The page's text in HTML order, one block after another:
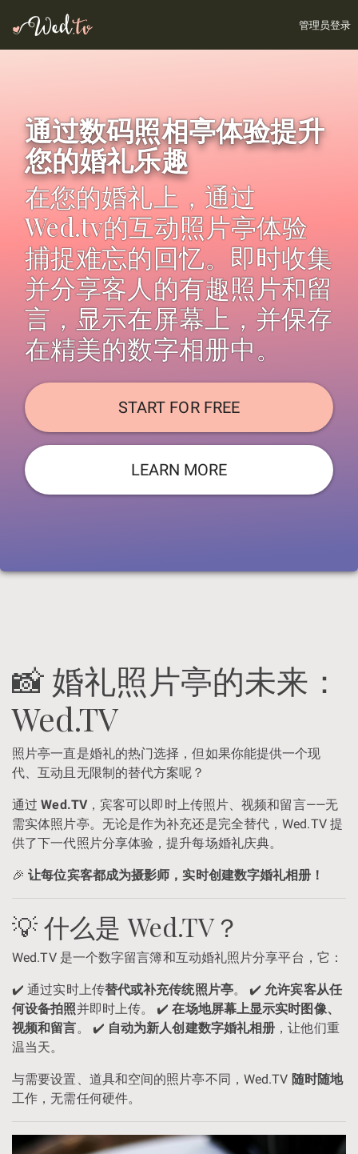
管理员登录
通过数码照相亭体验提升
您的婚礼乐趣
在您的婚礼上，通过
Wed.tv的互动照片亭体验
捕捉难忘的回忆。即时收集
并分享客人的有趣照片和留
言，显示在屏幕上，并保存
在精美的数字相册中。
START FOR FREE
LEARN MORE
📸 婚礼照片亭的未来：
Wed.TV
照片亭一直是婚礼的热门选择，但如果你能提供一个现
代、互动且无限制的替代方案呢？
通过Wed.TV，宾客可以即时上传照片、视频和留言——无
需实体照片亭。无论是作为补充还是完全替代，Wed.TV 提
供了下一代照片分享体验，提升每场婚礼庆典。
🎉让每位宾客都成为摄影师，实时创建数字婚礼相册！
💡 什么是 Wed.TV？
Wed.TV 是一个数字留言簿和互动婚礼照片分享平台，它：
✔️ 通过实时上传替代或补充传统照片亭。 ✔️ 允许宾客从任
何设备拍照并即时上传。 ✔️在场地屏幕上显示实时图像、
视频和留言。 ✔️ 自动为新人创建数字婚礼相册 ，让他们重
温当天。
与需要设置、道具和空间的照片亭不同，Wed.TV 随时随地
工作，无需任何硬件。